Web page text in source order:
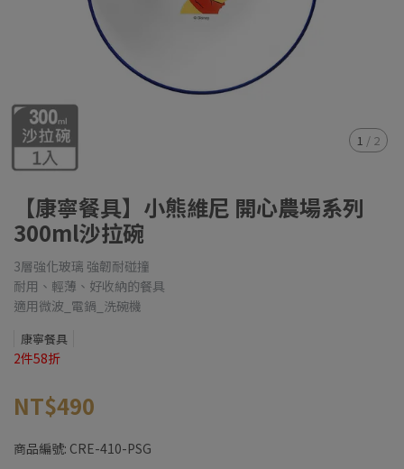
1 / 2
【康寧餐具】小熊維尼 開心農場系列
300ml沙拉碗
3層強化玻璃 強韌耐碰撞
耐用、輕薄、好收納的餐具
適用微波_電鍋_洗碗機
康寧餐具
2件58折
NT$490
商品編號: CRE-410-PSG